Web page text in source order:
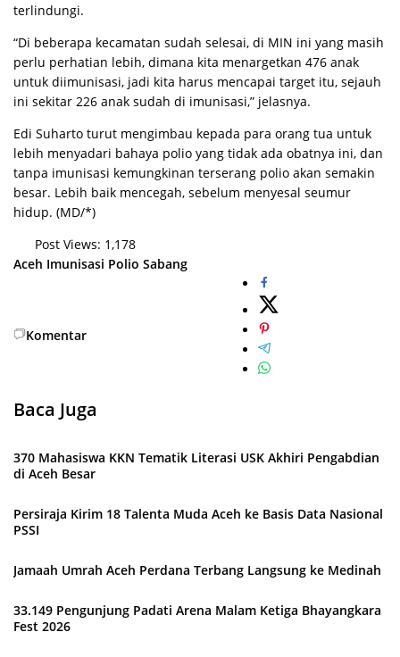
terlindungi.
“Di beberapa kecamatan sudah selesai, di MIN ini yang masih
perlu perhatian lebih, dimana kita menargetkan 476 anak
untuk diimunisasi, jadi kita harus mencapai target itu, sejauh
ini sekitar 226 anak sudah di imunisasi,” jelasnya.
Edi Suharto turut mengimbau kepada para orang tua untuk
lebih menyadari bahaya polio yang tidak ada obatnya ini, dan
tanpa imunisasi kemungkinan terserang polio akan semakin
besar. Lebih baik mencegah, sebelum menyesal seumur
hidup. (MD/*)
Post Views: 1,178
Aceh Imunisasi Polio Sabang
Komentar
Baca Juga
370 Mahasiswa KKN Tematik Literasi USK Akhiri Pengabdian
di Aceh Besar
Persiraja Kirim 18 Talenta Muda Aceh ke Basis Data Nasional
PSSI
Jamaah Umrah Aceh Perdana Terbang Langsung ke Medinah
33.149 Pengunjung Padati Arena Malam Ketiga Bhayangkara
Fest 2026